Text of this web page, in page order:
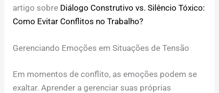
artigo sobre Diálogo Construtivo vs. Silêncio Tóxico:
Como Evitar Conflitos no Trabalho?
Gerenciando Emoções em Situações de Tensão
Em momentos de conflito, as emoções podem se
exaltar. Aprender a gerenciar suas próprias